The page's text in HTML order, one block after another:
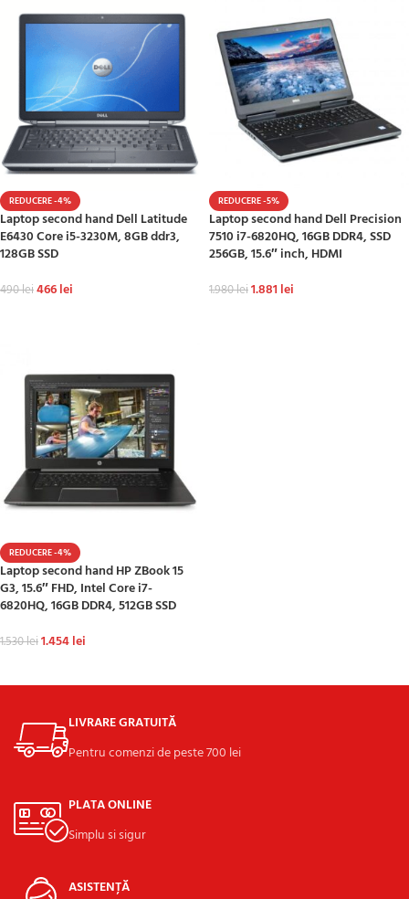
REDUCERE -4%
Laptop second hand Dell Latitude
E6430 Core i5-3230M, 8GB ddr3,
128GB SSD
490lei466lei
REDUCERE -5%
Laptop second hand Dell Precision
7510 i7-6820HQ, 16GB DDR4, SSD
256GB, 15.6″ inch, HDMI
1.980lei1.881 lei
REDUCERE -4%
Laptop second hand HP ZBook 15
G3, 15.6″ FHD, Intel Core i7-
6820HQ, 16GB DDR4, 512GB SSD
1.530lei1.454lei
LIVRARE GRATUITĂ
Pentru comenzi de peste 700 lei
PLATA ONLINE
Simplu si sigur
ASISTENȚĂ